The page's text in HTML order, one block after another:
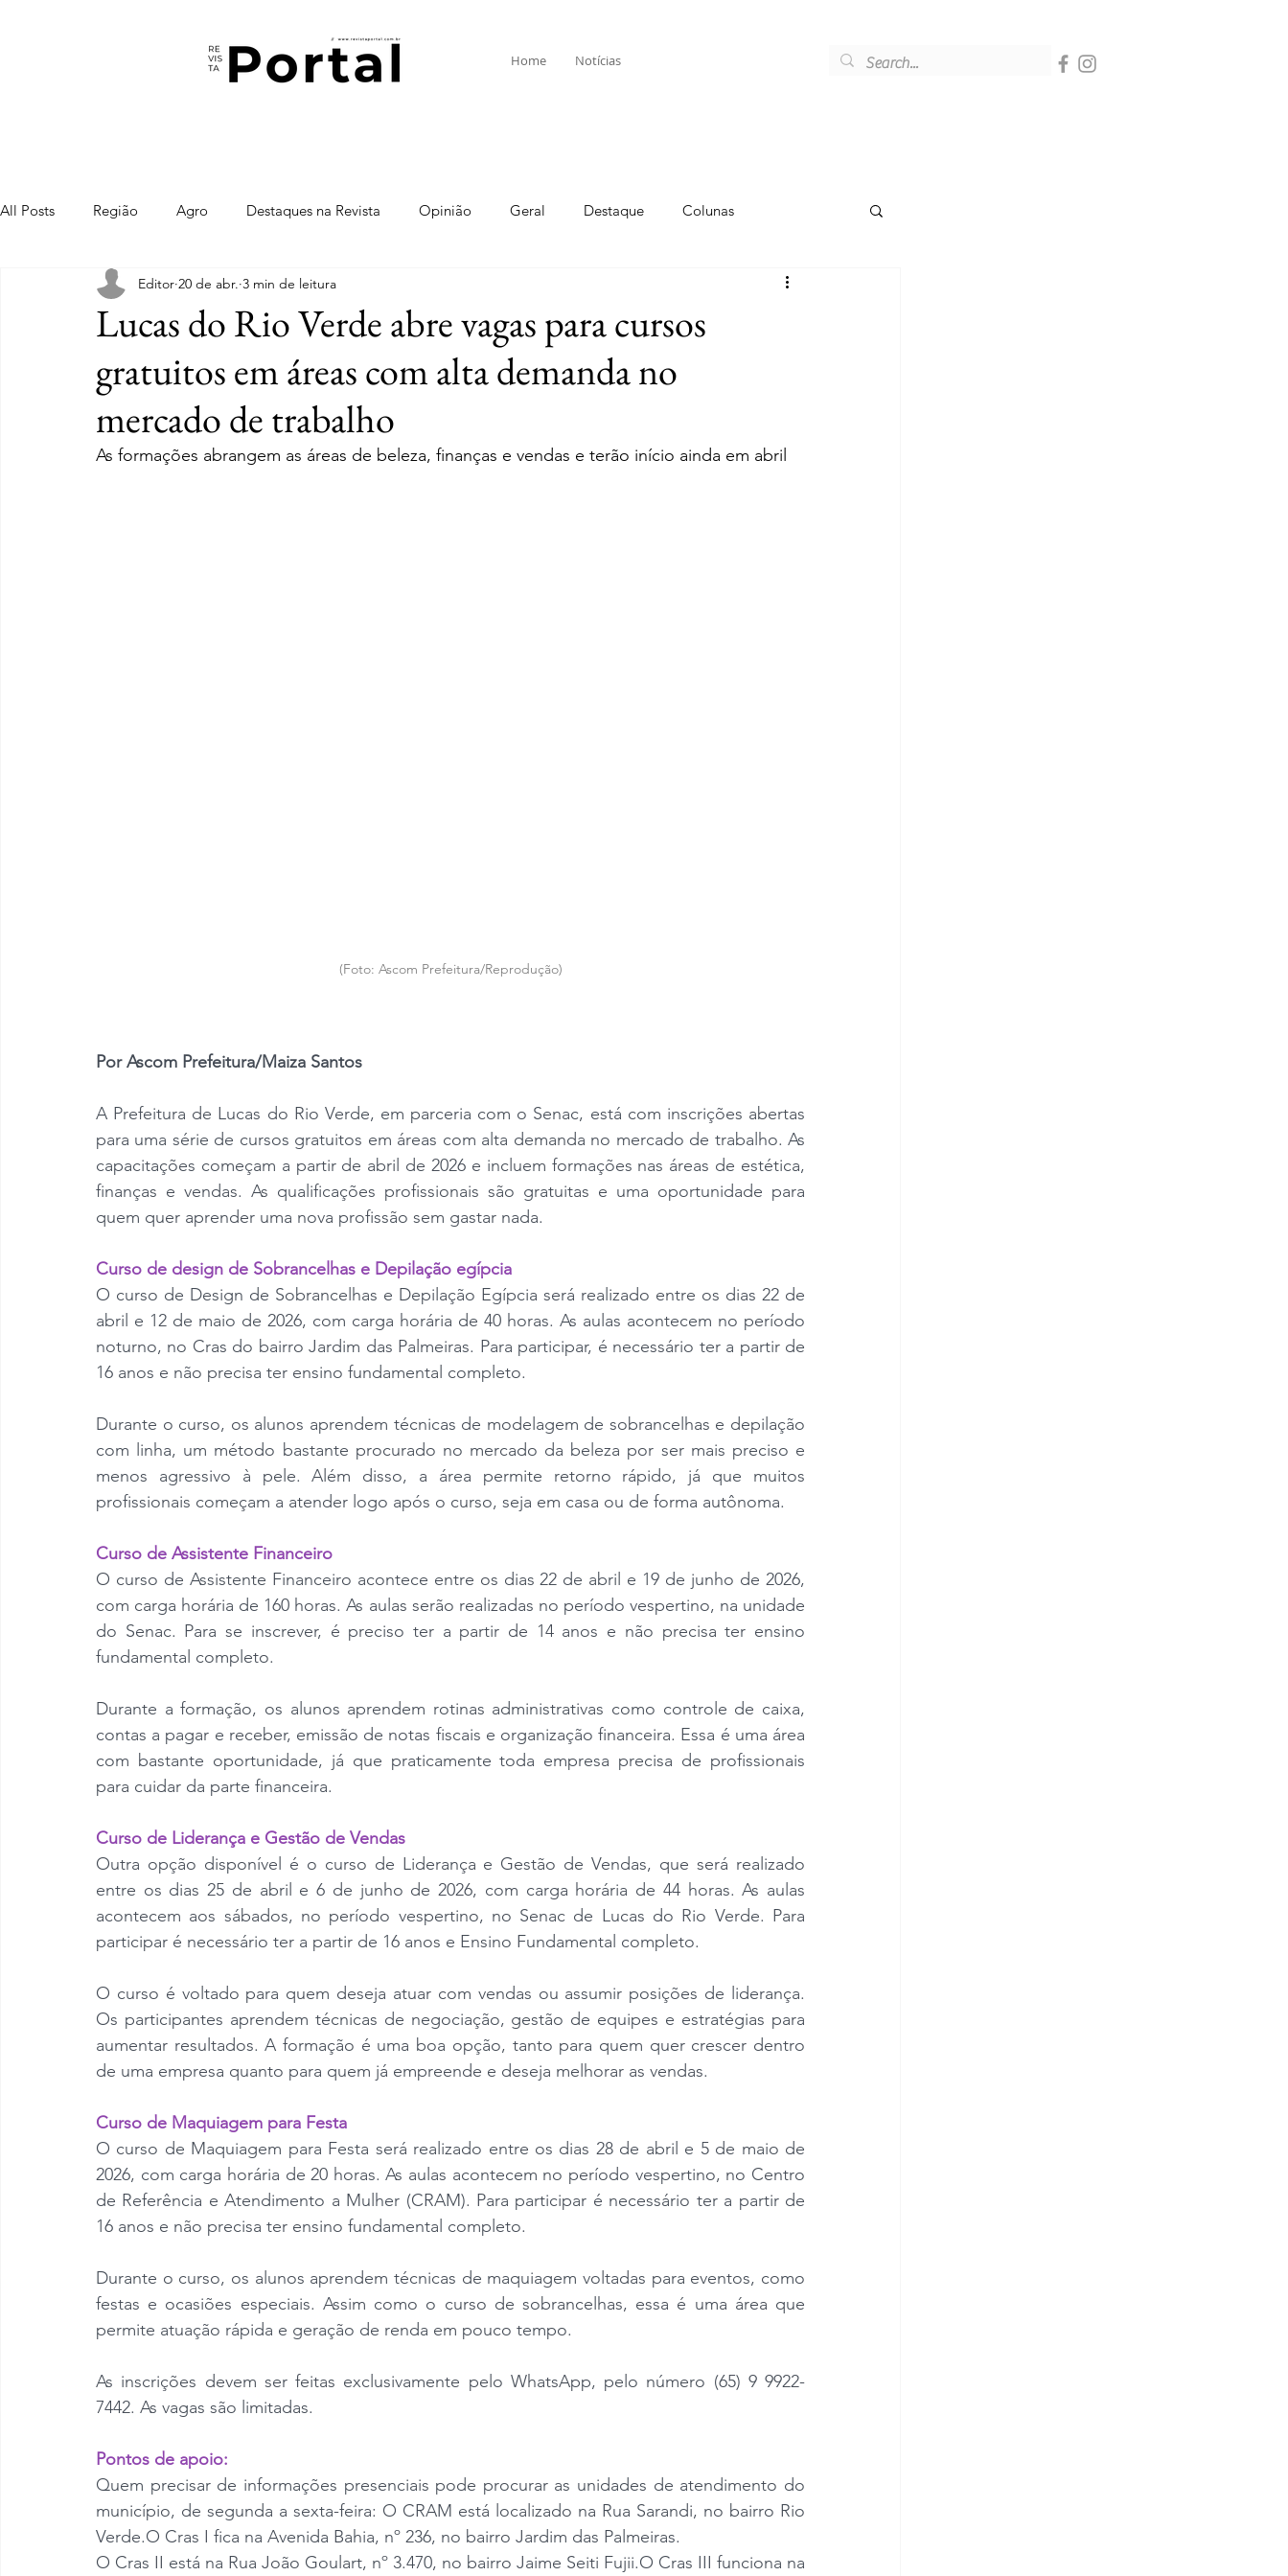
Home Notícias
All Posts Região Agro Destaques na Revista Opinião Geral Destaque Colunas
Lucas do Rio Verde abre vagas para cursos
gratuitos em áreas com alta demanda no
mercado de trabalho
Editor 20 de abr. 3 min de leitura
As formações abrangem as áreas de beleza, finanças e vendas e terão início ainda em abril
(Foto: Ascom Prefeitura/Reprodução)
Por Ascom Prefeitura/Maiza Santos
A Prefeitura de Lucas do Rio Verde, em parceria com o Senac, está com inscrições abertas
para uma série de cursos gratuitos em áreas com alta demanda no mercado de trabalho. As
capacitações começam a partir de abril de 2026 e incluem formações nas áreas de estética,
finanças e vendas. As qualificações profissionais são gratuitas e uma oportunidade para
quem quer aprender uma nova profissão sem gastar nada.
Curso de design de Sobrancelhas e Depilação egípcia
O curso de Design de Sobrancelhas e Depilação Egípcia será realizado entre os dias 22 de
abril e 12 de maio de 2026, com carga horária de 40 horas. As aulas acontecem no período
noturno, no Cras do bairro Jardim das Palmeiras. Para participar, é necessário ter a partir de
16 anos e não precisa ter ensino fundamental completo.
Durante o curso, os alunos aprendem técnicas de modelagem de sobrancelhas e depilação
com linha, um método bastante procurado no mercado da beleza por ser mais preciso e
menos agressivo à pele. Além disso, a área permite retorno rápido, já que muitos
profissionais começam a atender logo após o curso, seja em casa ou de forma autônoma.
Curso de Assistente Financeiro
O curso de Assistente Financeiro acontece entre os dias 22 de abril e 19 de junho de 2026,
com carga horária de 160 horas. As aulas serão realizadas no período vespertino, na unidade
do Senac. Para se inscrever, é preciso ter a partir de 14 anos e não precisa ter ensino
fundamental completo.
Durante a formação, os alunos aprendem rotinas administrativas como controle de caixa,
contas a pagar e receber, emissão de notas fiscais e organização financeira. Essa é uma área
com bastante oportunidade, já que praticamente toda empresa precisa de profissionais
para cuidar da parte financeira.
Curso de Liderança e Gestão de Vendas
Outra opção disponível é o curso de Liderança e Gestão de Vendas, que será realizado
entre os dias 25 de abril e 6 de junho de 2026, com carga horária de 44 horas. As aulas
acontecem aos sábados, no período vespertino, no Senac de Lucas do Rio Verde. Para
participar é necessário ter a partir de 16 anos e Ensino Fundamental completo.
O curso é voltado para quem deseja atuar com vendas ou assumir posições de liderança.
Os participantes aprendem técnicas de negociação, gestão de equipes e estratégias para
aumentar resultados. A formação é uma boa opção, tanto para quem quer crescer dentro
de uma empresa quanto para quem já empreende e deseja melhorar as vendas.
Curso de Maquiagem para Festa
O curso de Maquiagem para Festa será realizado entre os dias 28 de abril e 5 de maio de
2026, com carga horária de 20 horas. As aulas acontecem no período vespertino, no Centro
de Referência e Atendimento a Mulher (CRAM). Para participar é necessário ter a partir de
16 anos e não precisa ter ensino fundamental completo.
Durante o curso, os alunos aprendem técnicas de maquiagem voltadas para eventos, como
festas e ocasiões especiais. Assim como o curso de sobrancelhas, essa é uma área que
permite atuação rápida e geração de renda em pouco tempo.
As inscrições devem ser feitas exclusivamente pelo WhatsApp, pelo número (65) 9 9922-
7442. As vagas são limitadas.
Pontos de apoio:
Quem precisar de informações presenciais pode procurar as unidades de atendimento do
município, de segunda a sexta-feira: O CRAM está localizado na Rua Sarandi, no bairro Rio
Verde.O Cras I fica na Avenida Bahia, nº 236, no bairro Jardim das Palmeiras.
O Cras II está na Rua João Goulart, nº 3.470, no bairro Jaime Seiti Fujii.O Cras III funciona na